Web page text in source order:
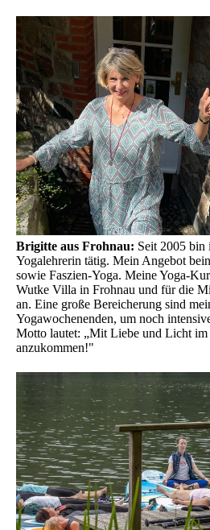
Brigitte aus Frohnau: Seit 2005 bin
Yogalehrerin tätig. Mein Angebot
sowie Faszien-Yoga. Meine Yoga-
Wutke Villa in Frohnau und für die
an. Eine große Bereicherung sind
Yogawochenenden, um noch
Motto lautet: „Mit Liebe und Licht im
anzukommen!"